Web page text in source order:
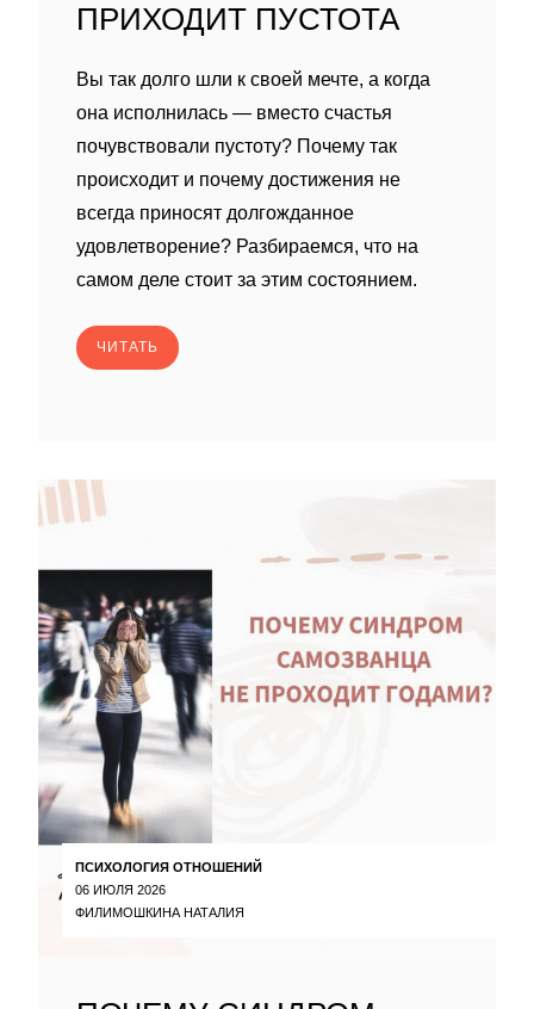
ПРИХОДИТ ПУСТОТА
Вы так долго шли к своей мечте, а когда
она исполнилась — вместо счастья
почувствовали пустоту? Почему так
происходит и почему достижения не
всегда приносят долгожданное
удовлетворение? Разбираемся, что на
самом деле стоит за этим состоянием.
ЧИТАТЬ
ПСИХОЛОГИЯ ОТНОШЕНИЙ
06 ИЮЛЯ 2026
ФИЛИМОШКИНА НАТАЛИЯ